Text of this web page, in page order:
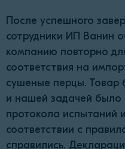
После успешного
сотрудники ИП Ванин
компанию повторно
соответствия на
сушеные перцы. Товар
и нашей задачей
протокола испытаний
соответствии с
справились.